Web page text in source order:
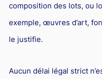
composition des lots, ou
exemple, œuvres d’art,
le justifie.
Aucun délai légal strict